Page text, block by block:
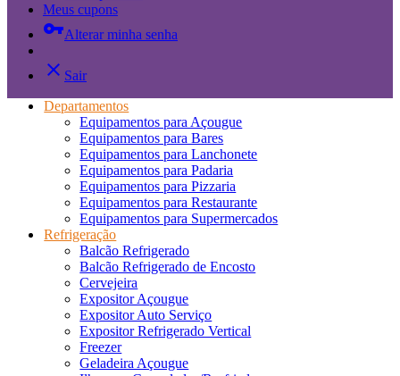
Meus cupons
vpn_keyAlterar minha senha
close Sair
Departamentos
Equipamentos para Açougue
Equipamentos para Bares
Equipamentos para Lanchonete
Equipamentos para Padaria
Equipamentos para Pizzaria
Equipamentos para Restaurante
Equipamentos para Supermercados
Refrigeração
Balcão Refrigerado
Balcão Refrigerado de Encosto
Cervejeira
Expositor Açougue
Expositor Auto Serviço
Expositor Refrigerado Vertical
Freezer
Geladeira Açougue